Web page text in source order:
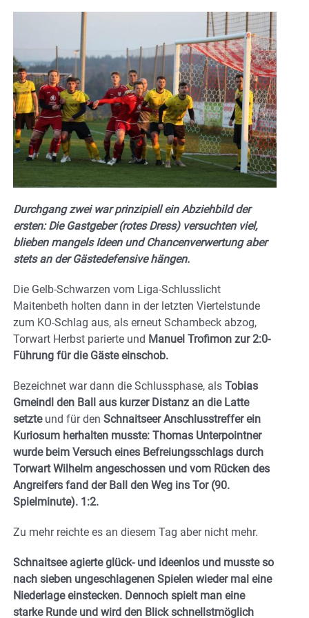
Durchgang zwei war prinzipiell ein Abziehbild der
ersten: Die Gastgeber (rotes Dress) versuchten viel,
blieben mangels Ideen und Chancenverwertung aber
stets an der Gästedefensive hängen.
Die Gelb-Schwarzen vom Liga-Schlusslicht
Maitenbeth holten dann in der letzten Viertelstunde
zum KO-Schlag aus, als erneut Schambeck abzog,
Torwart Herbst parierte und Manuel Trofimon zur 2:0-
Führung für die Gäste einschob.
Bezeichnet war dann die Schlussphase, als Tobias
Gmeindl den Ball aus kurzer Distanz an die Latte
setzteund für den Schnaitseer Anschlusstreffer ein
Kuriosum herhalten musste: Thomas Unterpointner
wurde beim Versuch eines Befreiungsschlags durch
Torwart Wilhelm angeschossen und vom Rücken des
Angreifers fand der Ball den Weg ins Tor (90.
Spielminute). 1:2.
Zu mehr reichte es an diesem Tag aber nicht mehr.
Schnaitsee agierte glück- und ideenlos und musste so
nach sieben ungeschlagenen Spielen wieder mal eine
Niederlage einstecken. Dennoch spielt man eine
starke Runde und wird den Blick schnellstmöglich